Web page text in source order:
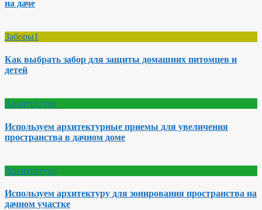
на даче
Заборы1
Как выбрать забор для защиты домашних питомцев и
детей
Архитектура
Используем архитектурные приемы для увеличения
пространства в дачном доме
Архитектура
Используем архитектуру для зонирования пространства на
дачном участке